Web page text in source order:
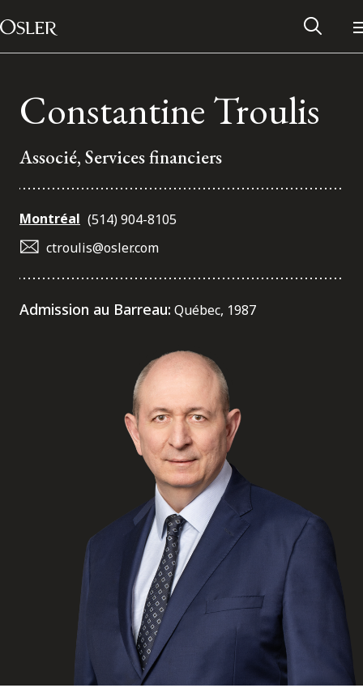
Passer au contenu
Main Navigation
Réseau des anciens d’Osler
S’abonner aux articles Osler
Constantine Troulis
Associé, Services financiers
Montréal (514) 904-8105
ctroulis@osler.com
Admission au Barreau: Québec, 1987